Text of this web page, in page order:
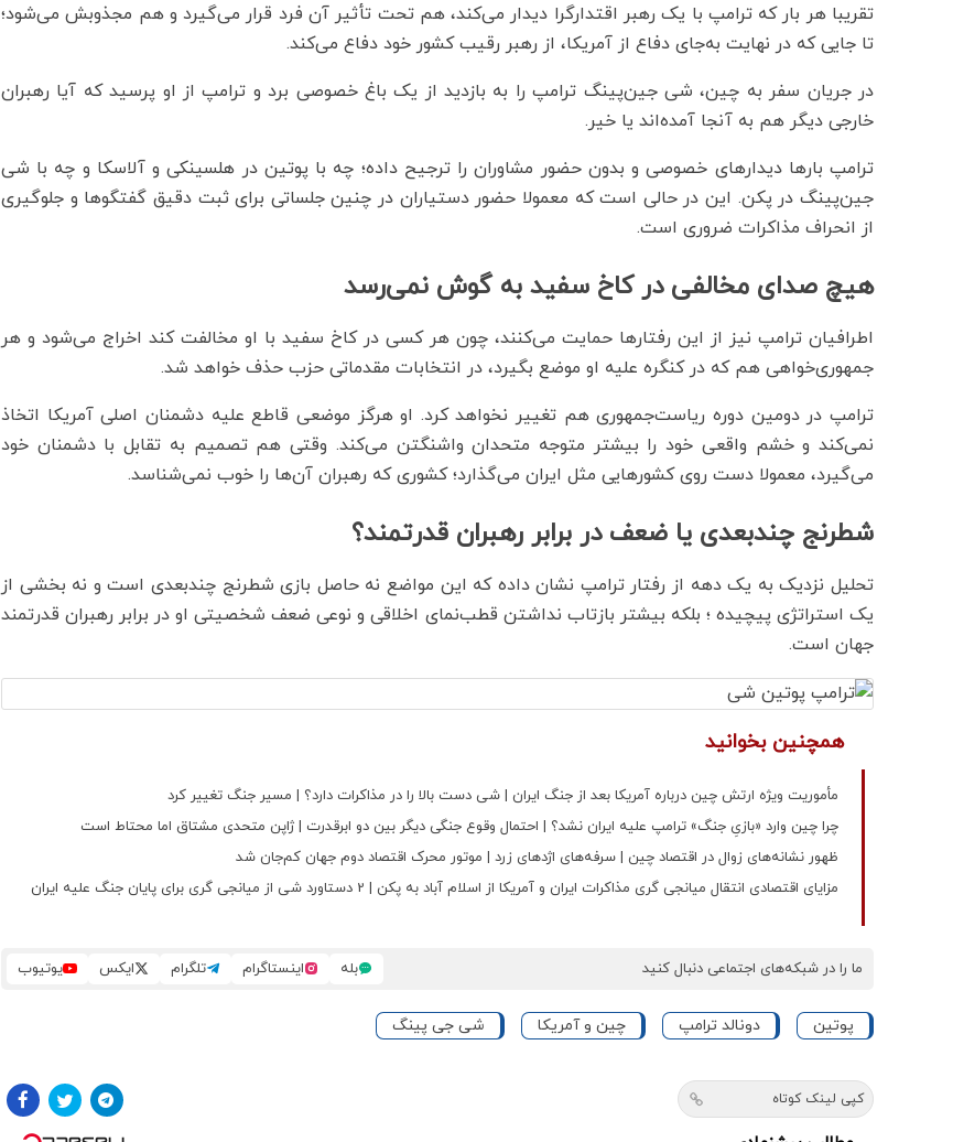
تقریبا هر بار که ترامپ با یک رهبر اقتدارگرا دیدار می‌کند، هم تحت تأثیر آن فرد قرار می‌گیرد و هم مجذوبش می‌شود؛
تا جایی که در نهایت به‌جای دفاع از آمریکا، از رهبر رقیب کشور خود دفاع می‌کند.
در جریان سفر به چین، شی جین‌پینگ ترامپ را به بازدید از یک باغ خصوصی برد و ترامپ از او پرسید که آیا رهبران
خارجی دیگر هم به آنجا آمده‌اند یا خیر.
ترامپ بارها دیدارهای خصوصی و بدون حضور مشاوران را ترجیح داده؛ چه با پوتین در هلسینکی و آلاسکا و چه با شی
جین‌پینگ در پکن. این در حالی است که معمولا حضور دستیاران در چنین جلساتی برای ثبت دقیق گفتگوها و جلوگیری
از انحراف مذاکرات ضروری است.
هیچ صدای مخالفی در کاخ سفید به گوش نمی‌رسد
اطرافیان ترامپ نیز از این رفتارها حمایت می‌کنند، چون هر کسی در کاخ سفید با او مخالفت کند اخراج می‌شود و هر
جمهوری‌خواهی هم که در کنگره علیه او موضع بگیرد، در انتخابات مقدماتی حزب حذف خواهد شد.
ترامپ در دومین دوره ریاست‌جمهوری‌ هم تغییر نخواهد کرد. او هرگز موضعی قاطع علیه دشمنان اصلی آمریکا اتخاذ
نمی‌کند و خشم واقعی‌ خود را بیشتر متوجه متحدان واشنگتن می‌کند. وقتی هم تصمیم به تقابل با دشمنان خود
می‌گیرد، معمولا دست روی کشورهایی مثل ایران می‌گذارد؛ کشوری که رهبران آن‌ها را خوب نمی‌شناسد.
شطرنج چندبعدی یا ضعف در برابر رهبران قدرتمند؟
تحلیل نزدیک به یک دهه از رفتار ترامپ نشان داده که این مواضع نه حاصل بازی شطرنج چندبعدی است و نه بخشی از
یک استراتژی پیچیده ؛ بلکه بیشتر بازتاب نداشتن قطب‌نمای اخلاقی و نوعی ضعف شخصیتی او در برابر رهبران قدرتمند
جهان است.
همچنین بخوانید
مأموریت ویژه ارتش چین درباره آمریکا بعد از جنگ ایران | شی‌ دست بالا را در مذاکرات دارد؟ | مسیر جنگ تغییر کرد
چرا چین وارد «بازیِ جنگ» ترامپ علیه ایران نشد؟ | احتمال وقوع جنگی دیگر بین دو ابرقدرت | ژاپن متحدی مشتاق اما محتاط است
ظهور نشانه‌های زوال در اقتصاد چین | سرفه‌های اژدهای زرد | موتور محرک اقتصاد دوم جهان کم‌جان شد
مزایای اقتصادی انتقال میانجی‌ گری مذاکرات ایران و آمریکا از اسلام آباد به پکن | 2 دستاورد شی‌ از میانجی‌ گری برای پایان جنگ علیه ایران
ما را در شبکه‌های اجتماعی دنبال کنید بله اینستاگرام تلگرام ایکس یوتیوب
پوتین دونالد ترامپ چین و آمریکا شی جی پینگ
کپی لینک کوتاه